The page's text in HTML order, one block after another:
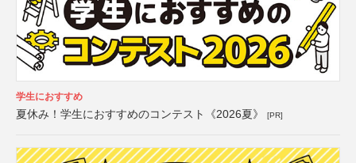
学生におすすめ
夏休み！学生におすすめのコンテスト《2026夏》 [PR]